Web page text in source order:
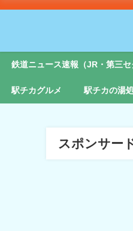
鉄道ニュース速報（JR・第三セ
駅チカグルメ 駅チカの湯
スポンサー